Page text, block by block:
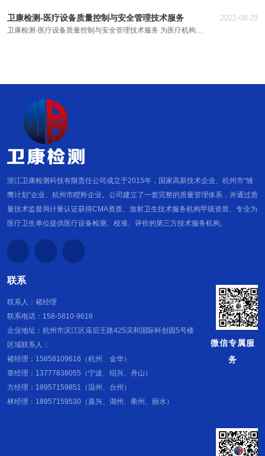
实，检测工作经验丰富的高级技术人员和管理人员，并依托卓越
的实验室质量管理体系平台，拥有一批来自国内权威的生物安
二医院、浙江省立同德医院、安徽省疾病预防控制中心等3000
多家省、市、县级医疗卫生卫生单位合作。 检测设备优势： 公
司拥有与检测项目相适应的先进检测仪器和精良的实验室装备，
拥有如德国IBA、美国FLUKE 、瑞典RTI、台湾TES、德国MED
等公司的160余套专用检测设备,并依据国家标准定期校验，确保
检测数据准确可靠。 知识产权优势： 公司自主研发了各种相关
的检测设备及保护装置，获得了13项实用新型专利；并开发了
检测系统及在线教育培训系统，获得了3项软著证书，令检测更
高效、更安全、更精确。 具体知识产权情况见表1。 表1 知识产
线设备辐射剂量水平测试装置 ZL 201920688354.8 实用新型专
利 2 一种放射诊疗设备的放射防护性能检测设备 ZL
201920687191.1 实用新型专利 3 一种基于X射线的探伤仪辐射
个人剂量监测装置 ZL 201920688351.4 实用新型专利 5 一种电
诊疗自动防护装置 ZL 201920687359.9 实用新型专利 7 一种手
术室环境检测设备 ZL 201922401405.7 实用新型专利 8 一种多
功能洁净工作台检测设备 ZL 201922401483.7 实用新型专利 9
一种高压灭菌锅病菌检测设备 ZL 201922401490.7 实用新型专
利 10 一种便于操作的生物安全柜检测设备 ZL
装置 ZL 201922401506.4 实用新型专利 12 高致病性病原微生
物运输智能生物安全运输箱 ZL 202020226454.1 实用新型专利
13 一种智能生物安全运输箱 ZL 202020227061.2 实用新型专
2022-08-29
卫康检测-医疗设备质量控制与安全管理技术服务
卫康检测-医疗设备质量控制与安全管理技术服务 为医疗机构提
浙江卫康检测科技有限责任公司成立于2015年，国家高新技术企业、杭州市“雏
鹰计划”企业、杭州市瞪羚企业。公司建立了一套完整的质量管理体系，并通过质
量技术监督局计量认证获得CMA资质、放射卫生技术服务机构甲级资质、专业为
医疗卫生单位提供医疗设备检测、校准、评价的第三方技术服务机构。
联系
联系人：褚经理
联系电话：158-5810-9616
企业地址：杭州市滨江区庙后王路425滨和国际科创园5号楼
区域联系人：
褚经理：15858109616（杭州、金华）
章经理：13777838055（宁波、绍兴、舟山）
方经理：18957159851（温州、台州）
林经理：18957159530（嘉兴、湖州、衢州、丽水）
微信专属服
务